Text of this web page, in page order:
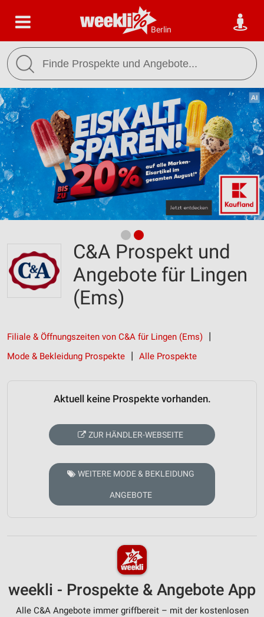
Berlin
C&A Prospekt und
Angebote für Lingen
(Ems)
Filiale & Öffnungszeiten von C&A für Lingen (Ems)
Mode & Bekleidung Prospekte
Alle Prospekte
Aktuell keine Prospekte vorhanden.
ZUR HÄNDLER-WEBSEITE
WEITERE MODE & BEKLEIDUNG
ANGEBOTE
weekli - Prospekte & Angebote App
Alle C&A Angebote immer griffbereit – mit der kostenlosen